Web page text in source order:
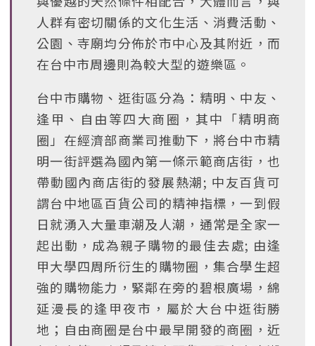
人群有密切關係的文化生活、消費活動、
公園、寺廟均分佈於市中心及其附近，而
在台中市周邊則為較大型的遊樂區。
台中市購物、逛街區分為：精明、中友、
逢甲、自由等四大商圈，其中「精明商
圈」在經濟部商業司推動下，將台中市精
明一街評選為國內第一條示範商店街，也
帶動國內商店街的發展熱潮; 中友百貨可
謂台中地區百貨公司的精神指標，一到假
日就湧入大量車潮及人潮，通常是全家一
起出動，成為親子購物的最佳去處; 由逢
甲大學四周所衍生的購物圈，集合學生超
強的購物能力，緊鄰在旁的碧根廣場，綿
延漫長的逢甲夜市，屬於大台中逛街勝
地；自由商圈是台中最早開發的商圈，近